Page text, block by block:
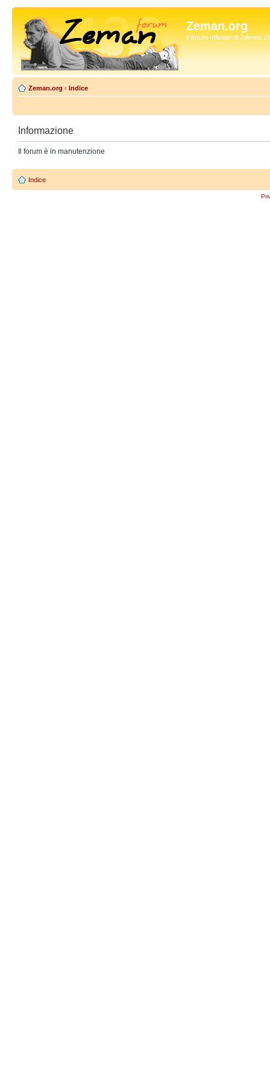
Zeman.org
Il forum ufficiale di Zdenek
Zeman.org ‹ Indice
Informazione
Il forum è in manutenzione
Indice